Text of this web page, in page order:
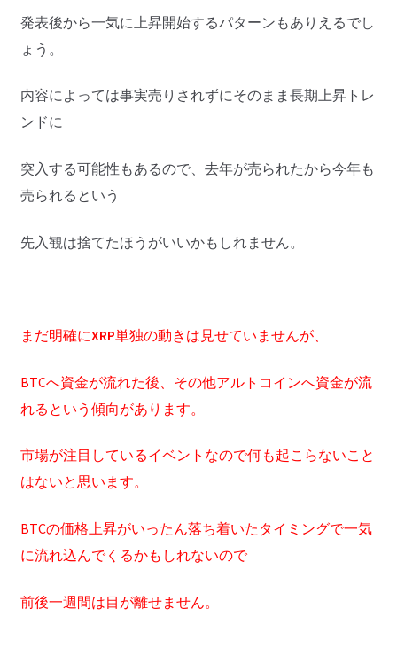
発表後から一気に上昇開始するパターンもありえるでし
ょう。
内容によっては事実売りされずにそのまま長期上昇トレ
ンドに
突入する可能性もあるので、去年が売られたから今年も
売られるという
先入観は捨てたほうがいいかもしれません。
まだ明確にXRP単独の動きは見せていませんが、
BTCへ資金が流れた後、その他アルトコインへ資金が流
れるという傾向があります。
市場が注目しているイベントなので何も起こらないこと
はないと思います。
BTCの価格上昇がいったん落ち着いたタイミングで一気
に流れ込んでくるかもしれないので
前後一週間は目が離せません。